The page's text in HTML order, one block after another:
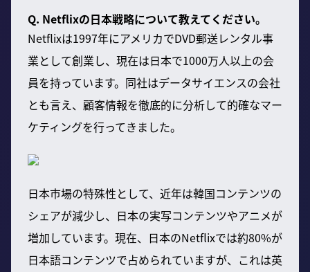
Q. Netflixの日本戦略について教えてください。
Netflixは1997年にアメリカでDVD郵送レンタル事
業として創業し、現在は日本で1000万人以上の会
員を持っています。同社はデータサイエンスの会社
とも言え、顧客情報を徹底的に分析して的確なマー
ケティングを行ってきました。
日本市場の特殊性として、近年は韓国コンテンツの
シェアが減少し、日本の実写コンテンツやアニメが
増加しています。現在、日本のNetflixでは約80%が
日本語コンテンツで占められていますが、これは英